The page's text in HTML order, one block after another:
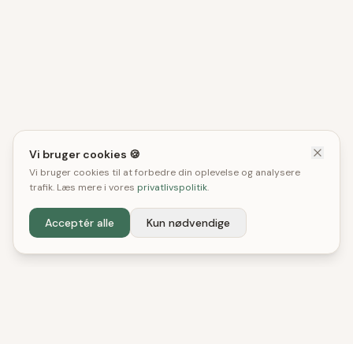
Vi bruger cookies 🍪
Vi bruger cookies til at forbedre din oplevelse og analysere
trafik. Læs mere i vores privatlivspolitik.
Acceptér alle Kun nødvendige